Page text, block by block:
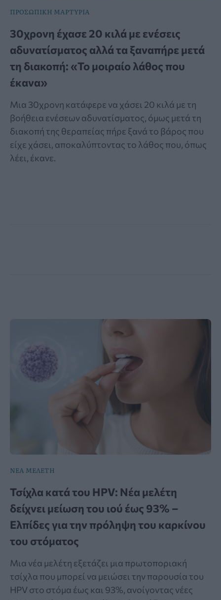
ΠΡΟΣΩΠΙΚΗ ΜΑΡΤΥΡΙΑ
30χρονη έχασε 20 κιλά με ενέσεις
αδυνατίσματος αλλά τα ξαναπήρε μετά
τη διακοπή: «Το μοιραίο λάθος που
έκανα»
Μια 30χρονη κατάφερε να χάσει 20 κιλά με τη
βοήθεια ενέσεων αδυνατίσματος, όμως μετά τη
διακοπή της θεραπείας πήρε ξανά το βάρος που
είχε χάσει, αποκαλύπτοντας το λάθος που, όπως
λέει, έκανε.
ΝΕΑ ΜΕΛΕΤΗ
Τσίχλα κατά του HPV: Νέα μελέτη
δείχνει μείωση του ιού έως 93% –
Ελπίδες για την πρόληψη του καρκίνου
του στόματος
Μια νέα μελέτη εξετάζει μια πρωτοποριακή
τσίχλα που μπορεί να μειώσει την παρουσία του
HPV στο στόμα έως και 93%, ανοίγοντας νέες